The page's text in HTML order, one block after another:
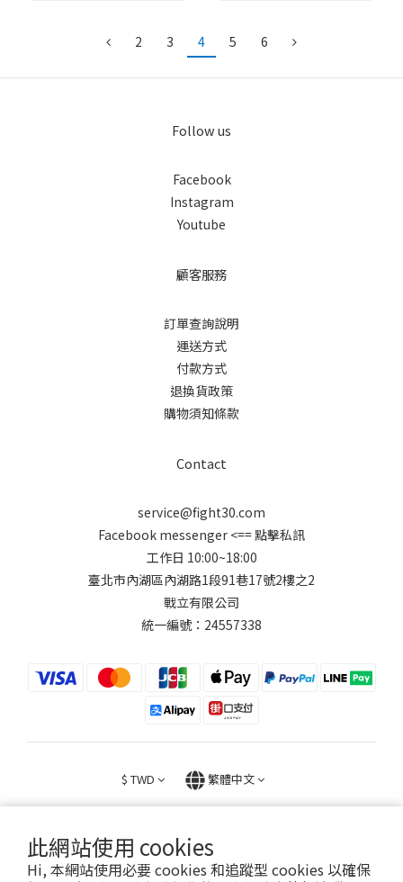
此網站使用 cookies
Hi, 本網站使用必要 cookies 和追蹤型 cookies 以確保
2 3 4 5 6
Follow us
Facebook
Instagram
Youtube
顧客服務
訂單查詢說明
運送方式
付款方式
退換貨政策
購物須知條款
Contact
service@fight30.com
Facebook messenger <== 點擊私訊
工作日 10:00~18:00
臺北市內湖區內湖路1段91巷17號2樓之2
戰立有限公司
統一編號：24557338
$ TWD 繁體中文